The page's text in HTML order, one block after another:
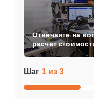
Шаг 1 из 3
Отвечайте на
расчет